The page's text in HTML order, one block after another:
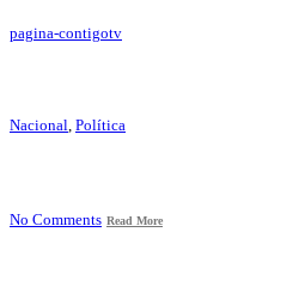
pagina-contigotv
Nacional Política
No Comments Read More